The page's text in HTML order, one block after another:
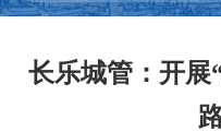
长乐城管：开展